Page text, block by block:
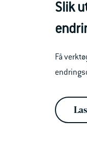
Slik
Få